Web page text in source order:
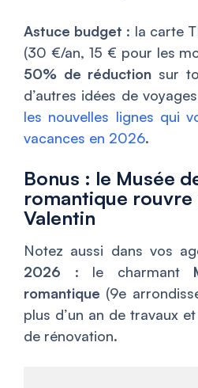
Astuce budget : la carte
(30 €/an, 15 € pour les
50% de réduction sur
d’autres idées de
les nouvelles lignes qui
vacances en 2026.
Bonus : le Musée
romantique rouvre
Valentin
Notez aussi dans vos
2026 : le charmant
romantique (9e
plus d’un an de travaux et
de rénovation.